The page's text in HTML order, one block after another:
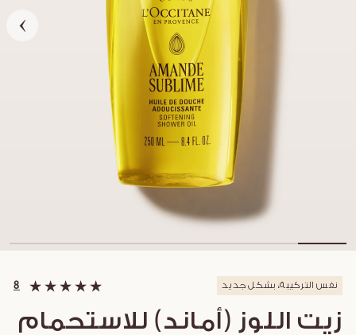
نفس التركيبة، بشكل جديد 8
زيت اللوز (أماند) للاستحمام